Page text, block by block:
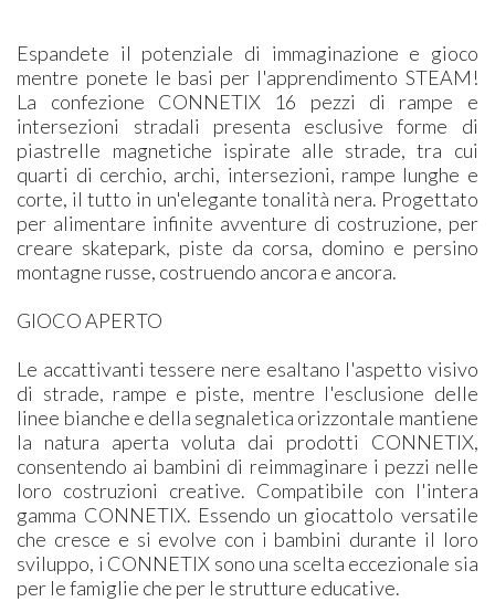
Espandete il potenziale di immaginazione e gioco
mentre ponete le basi per l'apprendimento STEAM!
La confezione CONNETIX 16 pezzi di rampe e
intersezioni stradali presenta esclusive forme di
piastrelle magnetiche ispirate alle strade, tra cui
quarti di cerchio, archi, intersezioni, rampe lunghe e
corte, il tutto in un'elegante tonalità nera. Progettato
per alimentare infinite avventure di costruzione, per
creare skatepark, piste da corsa, domino e persino
montagne russe, costruendo ancora e ancora.
GIOCO APERTO
Le accattivanti tessere nere esaltano l'aspetto visivo
di strade, rampe e piste, mentre l'esclusione delle
linee bianche e della segnaletica orizzontale mantiene
la natura aperta voluta dai prodotti CONNETIX,
consentendo ai bambini di reimmaginare i pezzi nelle
loro costruzioni creative. Compatibile con l'intera
gamma CONNETIX. Essendo un giocattolo versatile
che cresce e si evolve con i bambini durante il loro
sviluppo, i CONNETIX sono una scelta eccezionale sia
per le famiglie che per le strutture educative.